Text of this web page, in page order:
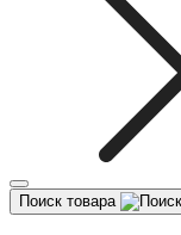
Поиск товара